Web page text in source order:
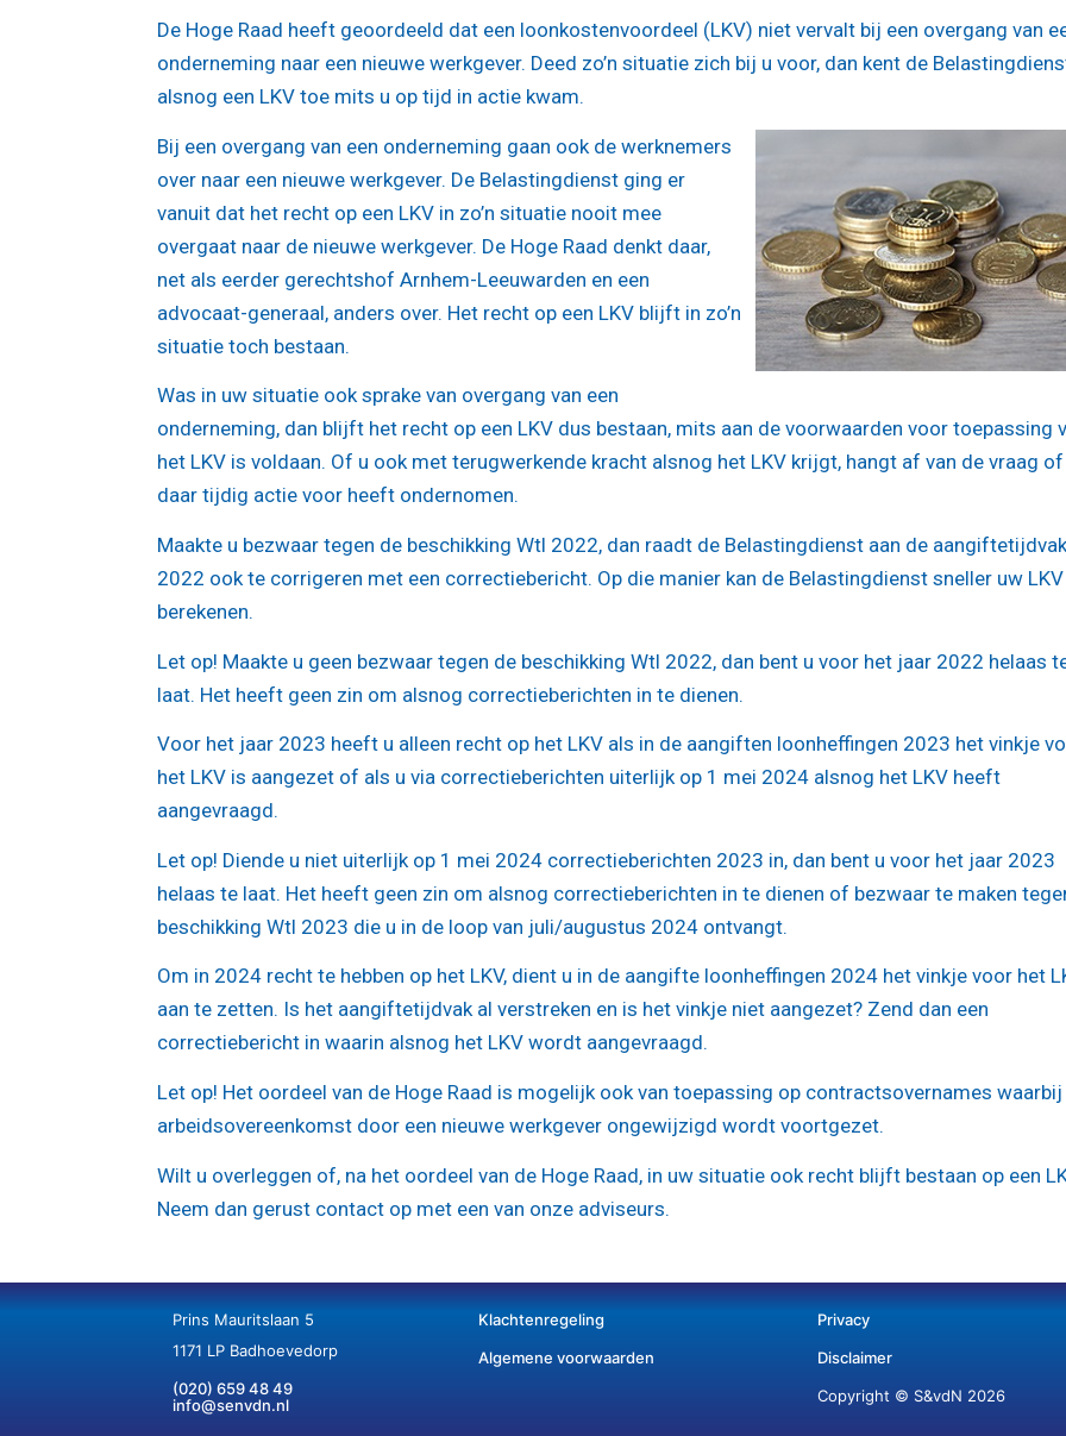
De Hoge Raad heeft geoordeeld dat een loonkostenvoordeel (LKV) niet vervalt bij een overgang van
onderneming naar een nieuwe werkgever. Deed zo’n situatie zich bij u voor, dan kent de
alsnog een LKV toe mits u op tijd in actie kwam.
Bij een overgang van een onderneming gaan ook de werknemers
over naar een nieuwe werkgever. De Belastingdienst ging er
vanuit dat het recht op een LKV in zo’n situatie nooit mee
overgaat naar de nieuwe werkgever. De Hoge Raad denkt daar,
net als eerder gerechtshof Arnhem-Leeuwarden en een
advocaat-generaal, anders over. Het recht op een LKV blijft in zo’n
situatie toch bestaan.
Was in uw situatie ook sprake van overgang van een
onderneming, dan blijft het recht op een LKV dus bestaan, mits aan de voorwaarden voor toepassing
het LKV is voldaan. Of u ook met terugwerkende kracht alsnog het LKV krijgt, hangt af van de vraag of
daar tijdig actie voor heeft ondernomen.
Maakte u bezwaar tegen de beschikking Wtl 2022, dan raadt de Belastingdienst aan de
2022 ook te corrigeren met een correctiebericht. Op die manier kan de Belastingdienst sneller uw LKV
berekenen.
Let op! Maakte u geen bezwaar tegen de beschikking Wtl 2022, dan bent u voor het jaar 2022 helaas
laat. Het heeft geen zin om alsnog correctieberichten in te dienen.
Voor het jaar 2023 heeft u alleen recht op het LKV als in de aangiften loonheffingen 2023 het vinkje
het LKV is aangezet of als u via correctieberichten uiterlijk op 1 mei 2024 alsnog het LKV heeft
aangevraagd.
Let op! Diende u niet uiterlijk op 1 mei 2024 correctieberichten 2023 in, dan bent u voor het jaar 2023
helaas te laat. Het heeft geen zin om alsnog correctieberichten in te dienen of bezwaar te maken
beschikking Wtl 2023 die u in de loop van juli/augustus 2024 ontvangt.
Om in 2024 recht te hebben op het LKV, dient u in de aangifte loonheffingen 2024 het vinkje voor het
aan te zetten. Is het aangiftetijdvak al verstreken en is het vinkje niet aangezet? Zend dan een
correctiebericht in waarin alsnog het LKV wordt aangevraagd.
Let op! Het oordeel van de Hoge Raad is mogelijk ook van toepassing op contractsovernames
arbeidsovereenkomst door een nieuwe werkgever ongewijzigd wordt voortgezet.
Wilt u overleggen of, na het oordeel van de Hoge Raad, in uw situatie ook recht blijft bestaan op een
Neem dan gerust contact op met een van onze adviseurs.
Prins Mauritslaan 5
1171 LP Badhoevedorp
(020) 659 48 49
info@senvdn.nl
Klachtenregeling
Algemene voorwaarden
Privacy
Disclaimer
Copyright © S&vdN 2026